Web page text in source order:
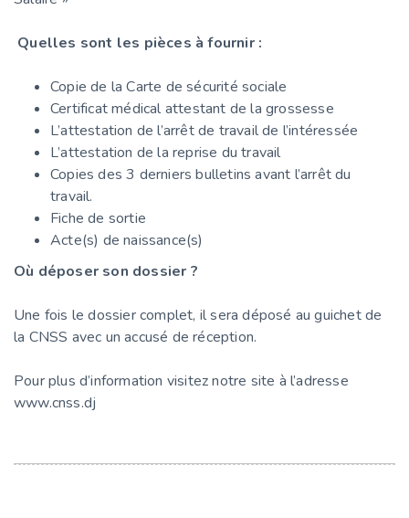
Quelles sont les pièces à fournir :
Copie de la Carte de sécurité sociale
Certificat médical attestant de la grossesse
L’attestation de l’arrêt de travail de l’intéressée
L’attestation de la reprise du travail
Copies des 3 derniers bulletins avant l’arrêt du
travail.
Fiche de sortie
Acte(s) de naissance(s)
Où déposer son dossier ?
Une fois le dossier complet, il sera déposé au guichet de
la CNSS avec un accusé de réception.
Pour plus d’information visitez notre site à l’adresse
www.cnss.dj